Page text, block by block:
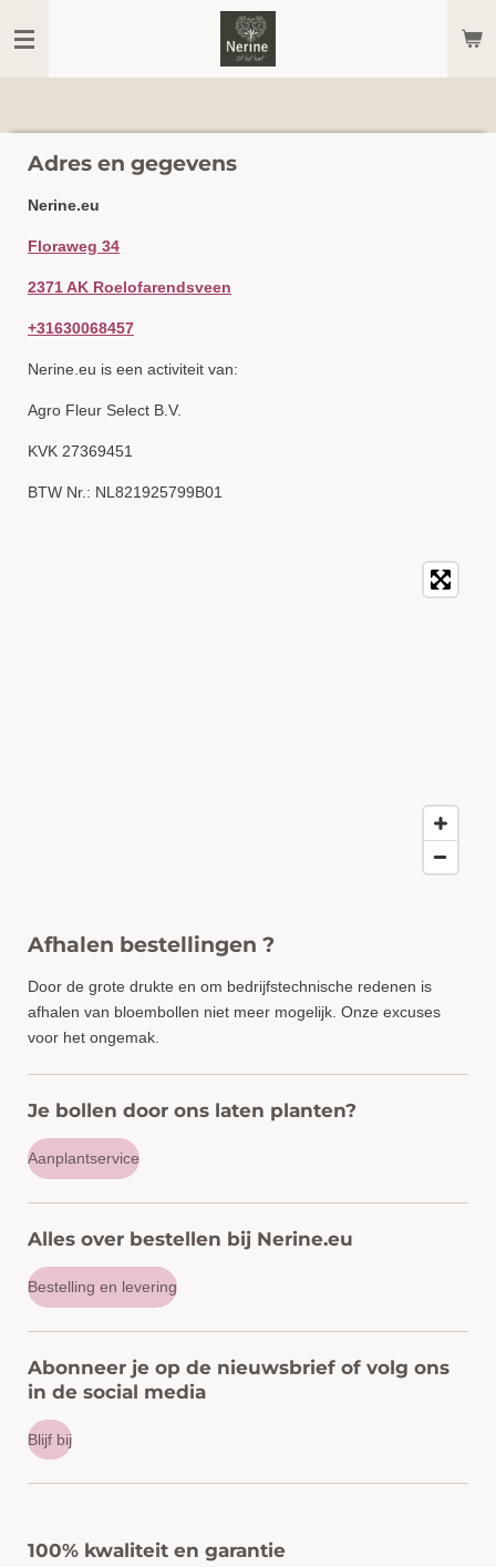
direct
Adres en gegevens
Nerine.eu
Floraweg 34
2371 AK Roelofarendsveen
+31630068457
Nerine.eu is een activiteit van:
Agro Fleur Select B.V.
KVK 27369451
BTW Nr.: NL821925799B01
Afhalen bestellingen ?
Door de grote drukte en om bedrijfstechnische redenen is
afhalen van bloembollen niet meer mogelijk. Onze excuses
voor het ongemak.
Je bollen door ons laten planten?
Aanplantservice
Alles over bestellen bij Nerine.eu
Bestelling en levering
Abonneer je op de nieuwsbrief of volg ons
in de social media
Blijf bij
100% kwaliteit en garantie